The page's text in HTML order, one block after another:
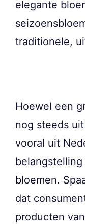
elegante
traditionele,
Hoewel een
nog steeds
vooral uit
bloemen.
dat
producten